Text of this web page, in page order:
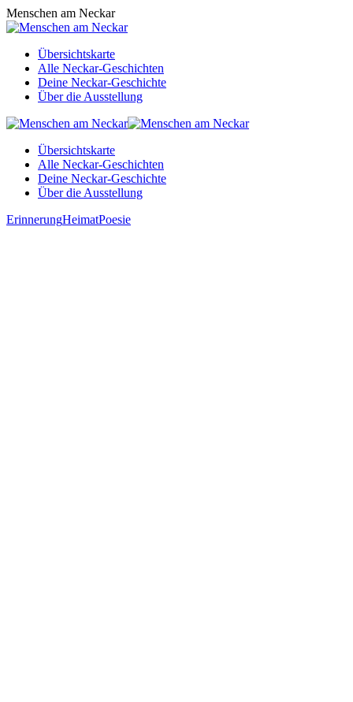
Zum
Inhalt
Menschen am Neckar
Übersichtskarte
Alle Neckar-Geschichten
Deine Neckar-Geschichte
Über die Ausstellung
Übersichtskarte
Alle Neckar-Geschichten
Deine Neckar-Geschichte
Über die Ausstellung
ErinnerungHeimatPoesie